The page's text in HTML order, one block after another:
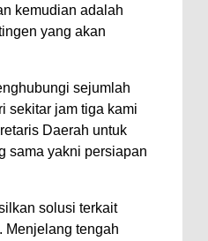
kemudian adalah
yang akan
sejumlah
sekitar jam tiga kami
Daerah untuk
sama yakni persiapan
solusi terkait
Menjelang tengah